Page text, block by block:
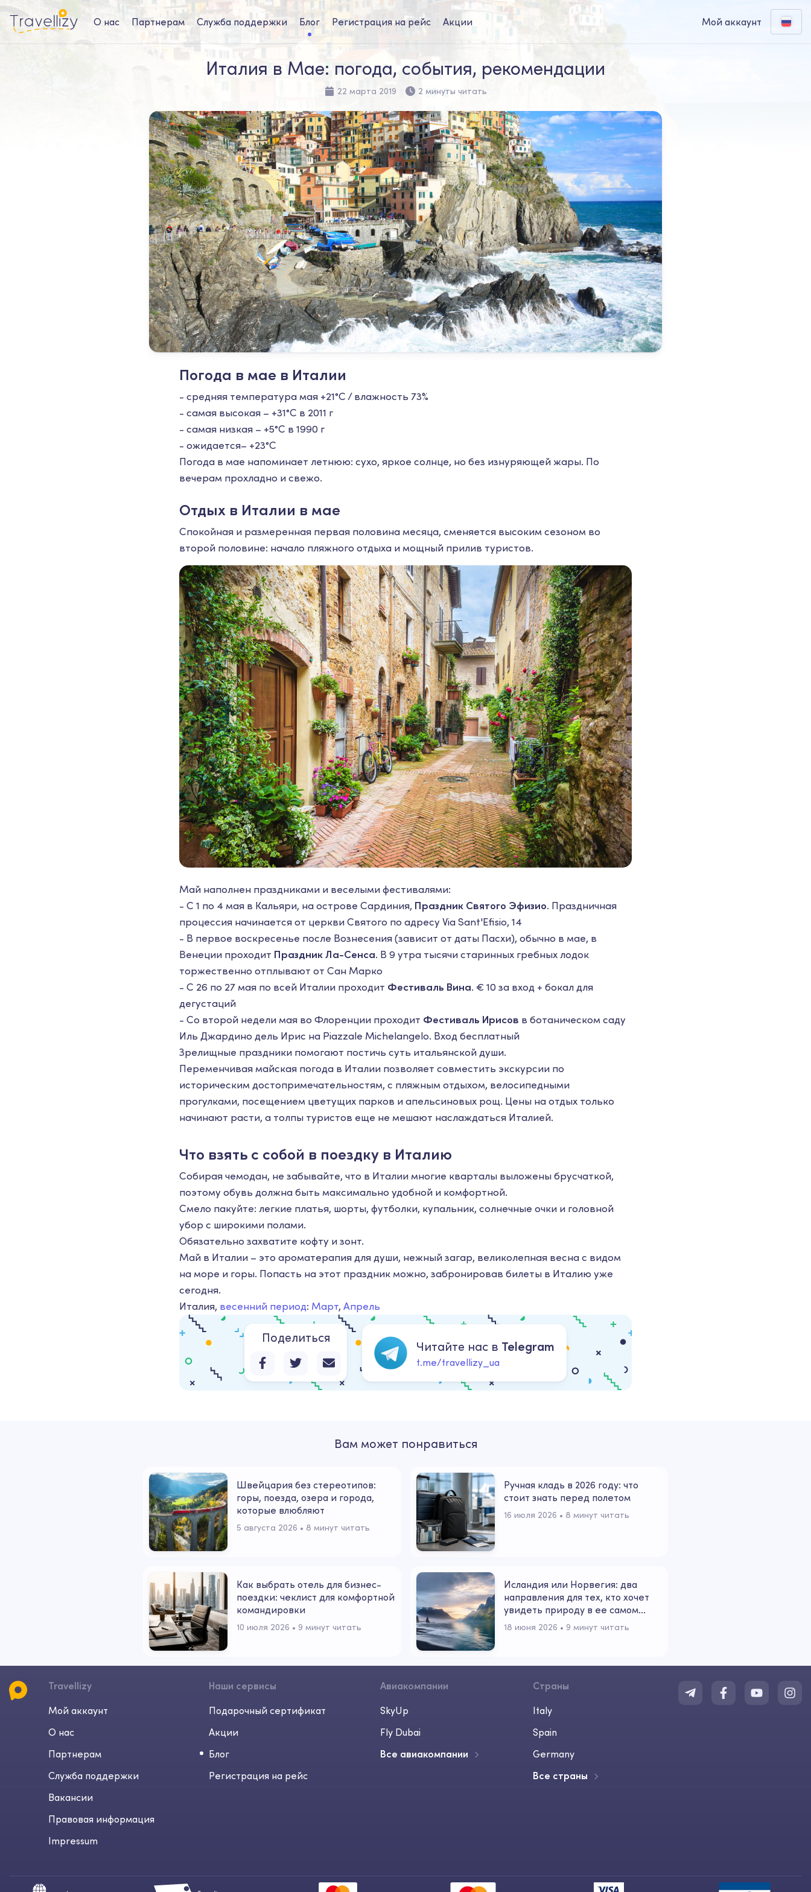
О нас Партнерам Служба поддержки Блог Регистрация на рейс Акции Мой аккаунт
Италия в Мае: погода, события, рекомендации
22 марта 2019 2 минуты читать
Погода в мае в Италии
- средняя температура мая +21°С / влажность 73%
- самая высокая – +31°С в 2011 г
- самая низкая – +5°С в 1990 г
- ожидается– +23°С
Погода в мае напоминает летнюю: сухо, яркое солнце, но без изнуряющей жары. По
вечерам прохладно и свежо.
Отдых в Италии в мае
Спокойная и размеренная первая половина месяца, сменяется высоким сезоном во
второй половине: начало пляжного отдыха и мощный прилив туристов.
Май наполнен праздниками и веселыми фестивалями:
- С 1 по 4 мая в Кальяри, на острове Сардиния, Праздник Святого Эфизио. Праздничная
процессия начинается от церкви Святого по адресу Via Sant'Efisio, 14
- В первое воскресенье после Вознесения (зависит от даты Пасхи), обычно в мае, в
Венеции проходит Праздник Ла-Сенса. В 9 утра тысячи старинных гребных лодок
торжественно отплывают от Сан Марко
- С 26 по 27 мая по всей Италии проходит Фестиваль Вина. € 10 за вход + бокал для
дегустаций
- Со второй недели мая во Флоренции проходит Фестиваль Ирисов в ботаническом саду
Иль Джардино дель Ирис на Piazzale Michelangelo. Вход бесплатный
Зрелищные праздники помогают постичь суть итальянской души.
Переменчивая майская погода в Италии позволяет совместить экскурсии по
историческим достопримечательностям, с пляжным отдыхом, велосипедными
прогулками, посещением цветущих парков и апельсиновых рощ. Цены на отдых только
начинают расти, а толпы туристов еще не мешают наслаждаться Италией.
Что взять с собой в поездку в Италию
Собирая чемодан, не забывайте, что в Италии многие кварталы выложены брусчаткой,
поэтому обувь должна быть максимально удобной и комфортной.
Смело пакуйте: легкие платья, шорты, футболки, купальник, солнечные очки и головной
убор с широкими полами.
Обязательно захватите кофту и зонт.
Май в Италии – это ароматерапия для души, нежный загар, великолепная весна с видом
на море и горы. Попасть на этот праздник можно, забронировав билеты в Италию уже
сегодня.
Италия, весенний период: Март, Апрель
Поделиться
Читайте нас в Telegram
t.me/travellizy_ua
Вам может понравиться
Швейцария без стереотипов:
горы, поезда, озера и города,
которые влюбляют
5 августа 2026 • 8 минут читать
Ручная кладь в 2026 году: что
стоит знать перед полетом
16 июля 2026 • 8 минут читать
Как выбрать отель для бизнес-
поездки: чеклист для комфортной
командировки
10 июля 2026 • 9 минут читать
Исландия или Норвегия: два
направления для тех, кто хочет
увидеть природу в ее самом
сильном настроении
18 июня 2026 • 9 минут читать
Travellizy
Мой аккаунт
О нас
Партнерам
Служба поддержки
Вакансии
Правовая информация
Impressum
Наши сервисы
Подарочный сертификат
Акции
Блог
Регистрация на рейс
Авиакомпании
SkyUp
Fly Dubai
Все авиакомпании
Страны
Italy
Spain
Germany
Все страны